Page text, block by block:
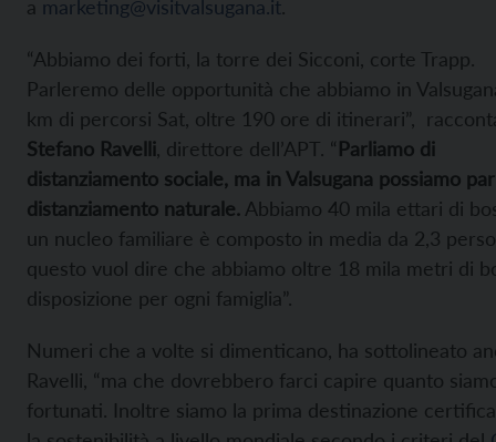
a marketing@visitvalsugana.it.
“Abbiamo dei forti, la torre dei Sicconi, corte Trapp.
Parleremo delle opportunità che abbiamo in
km di percorsi Sat, oltre 190 ore di itinerari”,
Stefano Ravelli , direttore dell’APT. “Parliamo di
distanziamento sociale, ma in Valsugana possiamo
distanziamento naturale. Abbiamo 40 mila ettari di
un nucleo familiare è composto in media da 2,3
questo vuol dire che abbiamo oltre 18 mila metri di
disposizione per ogni famiglia”.
Numeri che a volte si dimenticano, ha sottolineato
Ravelli, “ma che dovrebbero farci capire quanto
fortunati. Inoltre siamo la prima destinazione